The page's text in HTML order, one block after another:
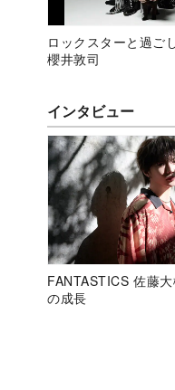
ロックスターと過ご
櫻井敦司
インタビュー
FANTASTICS 佐藤
の成長